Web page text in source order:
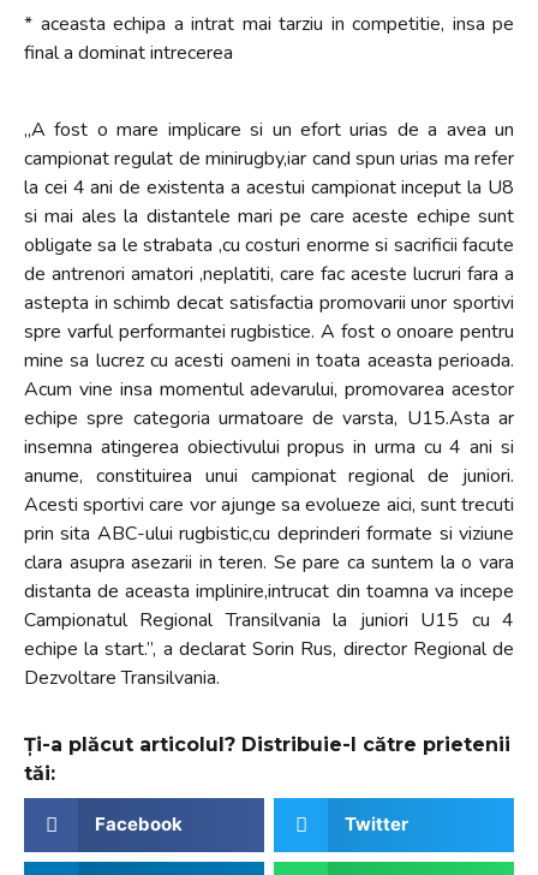
* aceasta echipa a intrat mai tarziu in competitie, insa pe
final a dominat intrecerea
„A fost o mare implicare si un efort urias de a avea un
campionat regulat de minirugby,iar cand spun urias ma refer
la cei 4 ani de existenta a acestui campionat inceput la U8
si mai ales la distantele mari pe care aceste echipe sunt
obligate sa le strabata ,cu costuri enorme si sacrificii facute
de antrenori amatori ,neplatiti, care fac aceste lucruri fara a
astepta in schimb decat satisfactia promovarii unor sportivi
spre varful performantei rugbistice. A fost o onoare pentru
mine sa lucrez cu acesti oameni in toata aceasta perioada.
Acum vine insa momentul adevarului, promovarea acestor
echipe spre categoria urmatoare de varsta, U15.Asta ar
insemna atingerea obiectivului propus in urma cu 4 ani si
anume, constituirea unui campionat regional de juniori.
Acesti sportivi care vor ajunge sa evolueze aici, sunt trecuti
prin sita ABC-ului rugbistic,cu deprinderi formate si viziune
clara asupra asezarii in teren. Se pare ca suntem la o vara
distanta de aceasta implinire,intrucat din toamna va incepe
Campionatul Regional Transilvania la juniori U15 cu 4
echipe la start.”, a declarat Sorin Rus, director Regional de
Dezvoltare Transilvania.
Ți-a plăcut articolul? Distribuie-l către prietenii
tăi:
Facebook Twitter